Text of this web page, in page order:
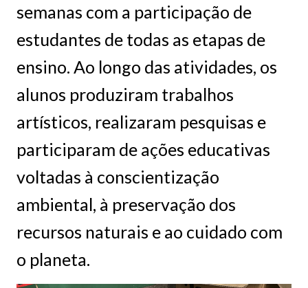
semanas com a participação de
estudantes de todas as etapas de
ensino. Ao longo das atividades, os
alunos produziram trabalhos
artísticos, realizaram pesquisas e
participaram de ações educativas
voltadas à conscientização
ambiental, à preservação dos
recursos naturais e ao cuidado com
o planeta.